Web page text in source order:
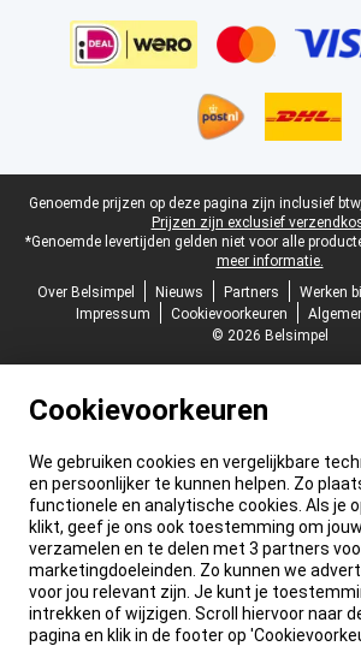
Juridische voettekst
Genoemde prijzen op deze pagina zijn inclusief
Prijzen zijn exclusief
*Genoemde levertijden gelden niet voor alle
meer informatie.
Over Belsimpel
Nieuws Partners Werken
Impressum
Cookievoorkeuren
© 2026 Belsimpel
Cookievoorkeuren
We gebruiken cookies en vergelijkbare
en persoonlijker te kunnen helpen. Zo
functionele en analytische cookies. Als je
klikt, geef je ons ook toestemming om
verzamelen en te delen met 3 partners
marketingdoeleinden. Zo kunnen we
voor jou relevant zijn. Je kunt je
intrekken of wijzigen. Scroll hiervoor naar
pagina en klik in de footer op